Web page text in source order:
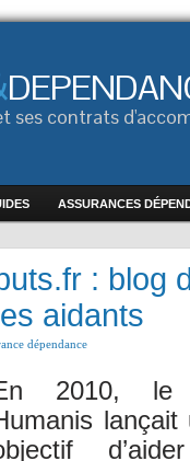
ses contrats
ASSURANCES
: blog
aidants
dépendance
2010, le